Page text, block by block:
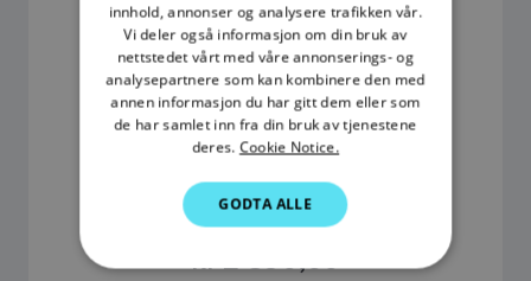
kr 2 590,00
DANISH
ITALIAN
SWEDISH
GERMAN
SPANISH
innhold, annonser og analysere trafikken vår.
Vi deler også informasjon om din bruk av
nettstedet vårt med våre annonserings- og
analysepartnere som kan kombinere den med
annen informasjon du har gitt dem eller som
de har samlet inn fra din bruk av tjenestene
deres. Cookie Notice.
GODTA ALLE